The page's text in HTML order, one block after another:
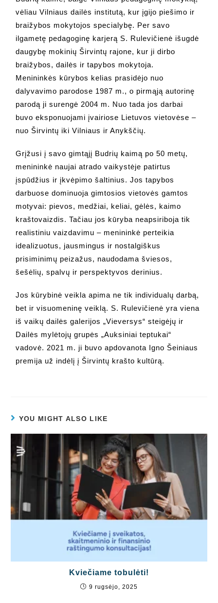
vėliau Vilniaus dailės institutą, kur įgijo piešimo ir
braižybos mokytojos specialybę. Per savo
ilgametę pedagoginę karjerą S. Rulevičienė išugdė
daugybę mokinių Širvintų rajone, kur ji dirbo
braižybos, dailės ir tapybos mokytoja.
Menininkės kūrybos kelias prasidėjo nuo
dalyvavimo parodose 1987 m., o pirmąją autorinę
parodą ji surengė 2004 m. Nuo tada jos darbai
buvo eksponuojami įvairiose Lietuvos vietovėse –
nuo Širvintų iki Vilniaus ir Anykščių.
Grįžusi į savo gimtąjį Budrių kaimą po 50 metų,
menininkė naujai atrado vaikystėje patirtus
įspūdžius ir įkvėpimo šaltinius. Jos tapybos
darbuose dominuoja gimtosios vietovės gamtos
motyvai: pievos, medžiai, keliai, gėlės, kaimo
kraštovaizdis. Tačiau jos kūryba neapsiriboja tik
realistiniu vaizdavimu – menininkė perteikia
idealizuotus, jausmingus ir nostalgiškus
prisiminimų peizažus, naudodama šviesos,
šešėlių, spalvų ir perspektyvos derinius.
Jos kūrybinė veikla apima ne tik individualų darbą,
bet ir visuomeninę veiklą. S. Rulevičienė yra viena
iš vaikų dailės galerijos „Vieversys“ steigėjų ir
Dailės mylėtojų grupės „Auksiniai teptukai“
vadovė. 2021 m. ji buvo apdovanota Igno Šeiniaus
premija už indėlį į Širvintų krašto kultūrą.
YOU MIGHT ALSO LIKE
Kviečiame tobulėti!
9 rugsėjo, 2025